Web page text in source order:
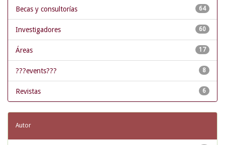
64
Becas y consultorías
60
Investigadores
17
Áreas
8
???events???
6
Revistas
Autor